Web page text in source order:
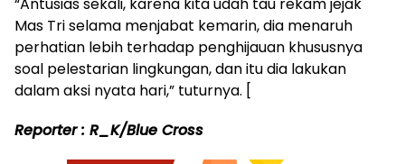
Mas Tri selama menjabat kemarin, dia menaruh
perhatian lebih terhadap penghijauan khususnya
soal pelestarian lingkungan, dan itu dia lakukan
dalam aksi nyata hari,” tuturnya. [
Reporter : R_K/Blue Cross